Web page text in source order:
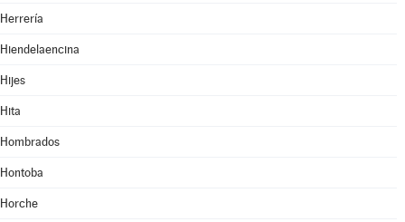
Herrería
Hiendelaencina
Hijes
Hita
Hombrados
Hontoba
Horche